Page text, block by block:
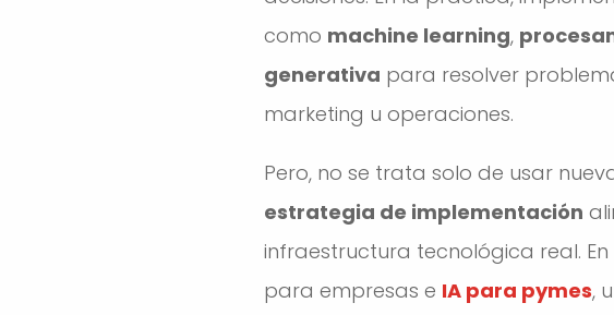
como machine learning,
generativa para resolver
marketing u operaciones.
Pero, no se trata solo de usar
estrategia de implementación
infraestructura tecnológica real.
para empresas e IA para pymes,